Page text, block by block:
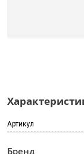
Артикул
Бренд